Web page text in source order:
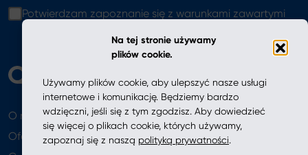
Na tej stronie używamy
plików cookie.
Używamy plików cookie, aby ulepszyć nasze usługi
internetowe i komunikację. Będziemy bardzo
wdzięczni, jeśli się z tym zgodzisz. Aby dowiedzieć
się więcej o plikach cookie, których używamy,
zapoznaj się z naszą polityką prywatności.
Potwierdzam zapoznanie się z warunkami zawartymi
O nas
Oferta
Aktualności